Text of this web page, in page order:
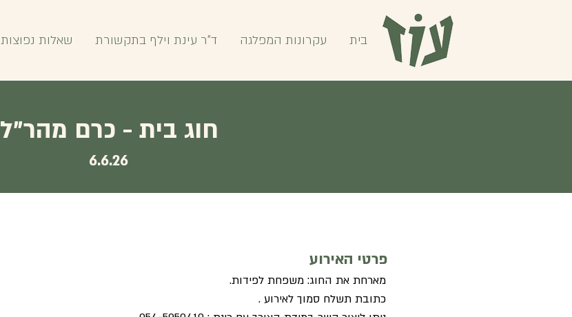
בית עקרונות המפלגה ד"ר עינת וילף בתקשורת שאלות נפוצות
חוג בית - כרם מהר"ל
6.6.26
פרטי האירוע
מארחת את החוג: משפחת לפידות.
כתובת תשלח סמוך לאירוע .